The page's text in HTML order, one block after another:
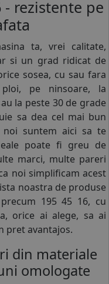
- rezistente pe
ta, vrei calitate,
si un grad ridicat de
sosea, cu sau fara
pe ninsoare, la
la peste 30 de grade
sa dea cel mai bun
noi suntem aici sa te
poate fi greu de
marci, multe pareri
noi simplificam acest
noastra de produse
195 45 16, cu
orice ai alege, sa ai
pret avantajos.
din materiale
omologate